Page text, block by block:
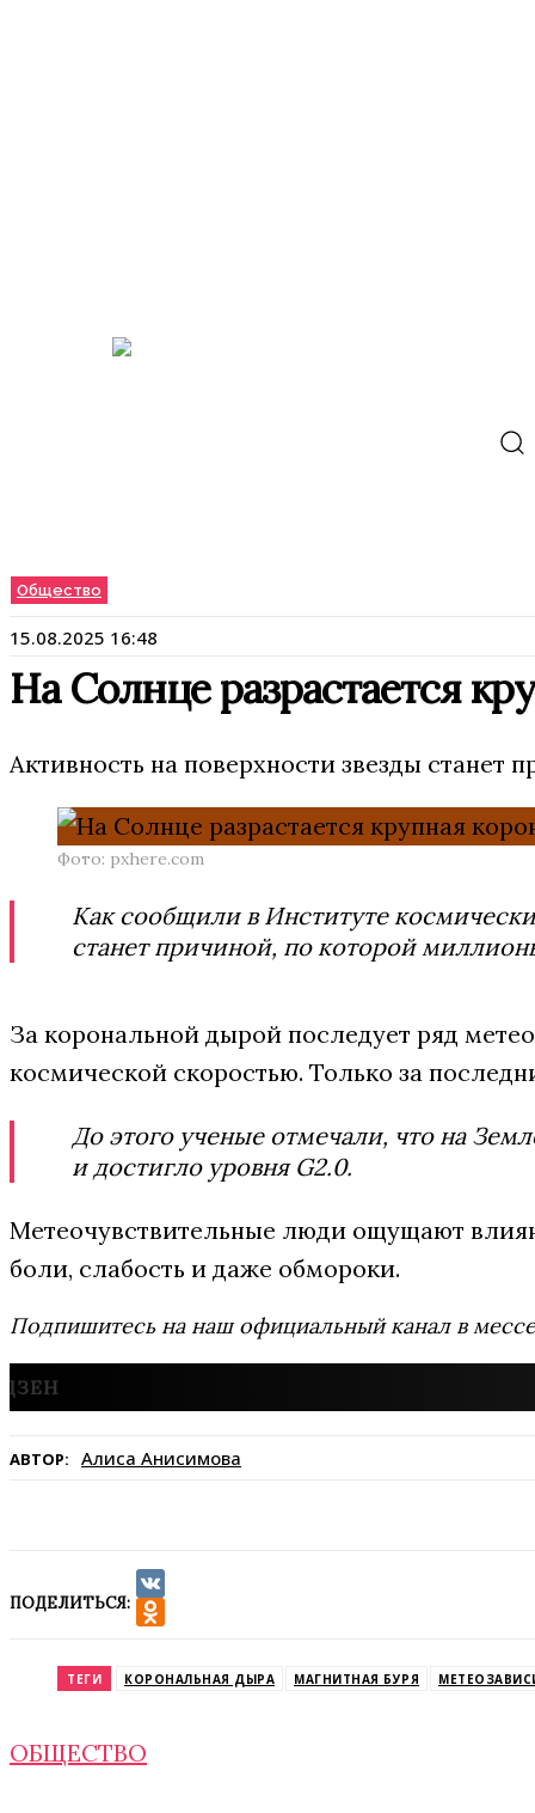
Общество
15.08.2025 16:48
На Солнце разрастается
Активность на поверхности звезды станет
Фото: pxhere.com
Как сообщили в Институте
станет причиной, по которой
За корональной дырой последует ряд
космической скоростью. Только за
До этого ученые отмечали, что на
и достигло уровня G2.0.
Метеочувствительные люди ощущают
боли, слабость и даже обмороки.
Подпишитесь на наш официальный канал в
АВТОР: Алиса Анисимова
ПОДЕЛИТЬСЯ:
VK
ТЕГИ КОРОНАЛЬНАЯ ДЫРА МАГНИТНАЯ БУРЯ
ОБЩЕСТВО